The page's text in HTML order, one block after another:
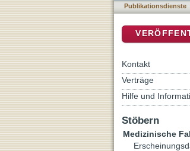
Publikationsdienste
Kontakt
Verträge
Hilfe und
Stöbern
Medizinische